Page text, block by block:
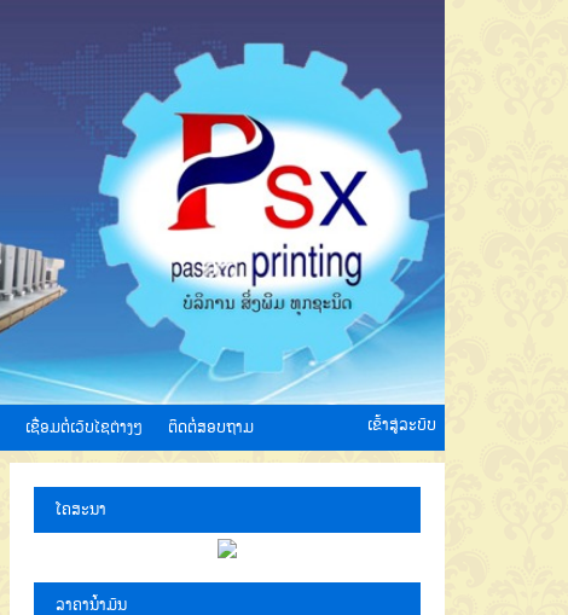
ເຊື່ອມຕໍ່ເວັບໄຊຕ່າງໆ ຕິດຕໍ່ສອບຖາມ ເຂົ້າສູ່ລະບົບ
ໂຄສະນາ
ລາຄານໍ້າມັນ